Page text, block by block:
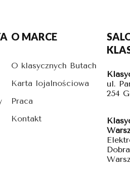
O MARCE
O klasycznych Butach
Karta lojalnościowa
Praca
Kontakt
ul.
254